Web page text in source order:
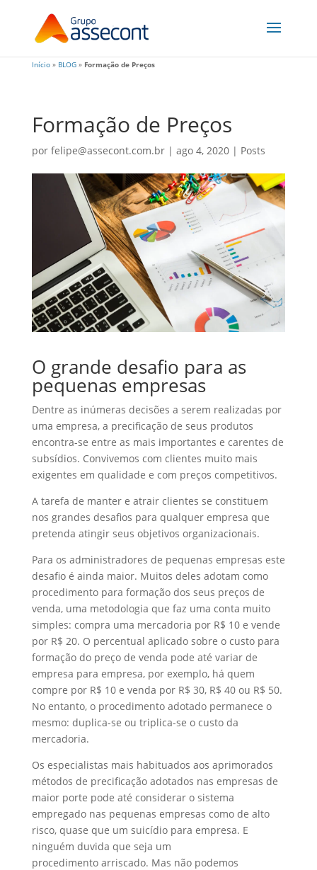
Início» BLOG» Formação de Preços
Formação de Preços
por felipe@assecont.com.br| ago 4, 2020| Posts
O grande desafio para as
pequenas empresas
Dentre as inúmeras decisões a serem realizadas por
uma empresa, a precificação de seus produtos
encontra-se entre as mais importantes e carentes de
subsídios. Convivemos com clientes muito mais
exigentes em qualidade e com preços competitivos.
A tarefa de manter e atrair clientes se constituem
nos grandes desafios para qualquer empresa que
pretenda atingir seus objetivos organizacionais.
Para os administradores de pequenas empresas este
desafio é ainda maior. Muitos deles adotam como
procedimento para formação dos seus preços de
venda, uma metodologia que faz uma conta muito
simples: compra uma mercadoria por R$ 10 e vende
por R$ 20. O percentual aplicado sobre o custo para
formação do preço de venda pode até variar de
empresa para empresa, por exemplo, há quem
compre por R$ 10 e venda por R$ 30, R$ 40 ou R$ 50.
No entanto, o procedimento adotado permanece o
mesmo: duplica-se ou triplica-se o custo da
mercadoria.
Os especialistas mais habituados aos aprimorados
métodos de precificação adotados nas empresas de
maior porte pode até considerar o sistema
empregado nas pequenas empresas como de alto
risco, quase que um suicídio para empresa. E
ninguém duvida que seja um
procedimento arriscado. Mas não podemos